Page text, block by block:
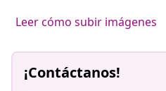
Leer cómo subir imágenes
¡Contáctanos!